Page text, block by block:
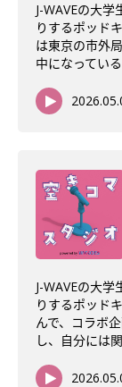
J-WAVEの大
りするポッド
は東京の市外
中になってい
J-WAVEの大
りするポッド
んで、コラボ
し、自分には